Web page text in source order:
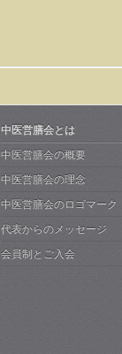
中医営膳会とは
中医営膳会の概要
中医営膳会の理念
中医営膳会のロゴマーク
代表からのメッセージ
会員制とご入会